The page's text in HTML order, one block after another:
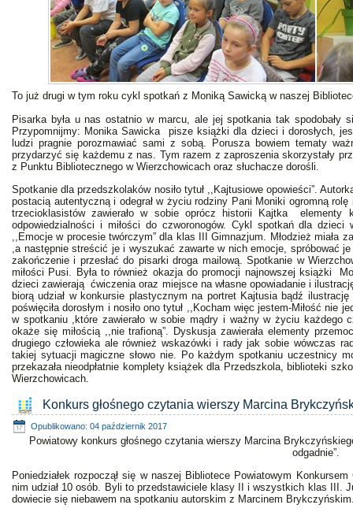
To już drugi w tym roku cykl spotkań z Moniką Sawicką w naszej
Pisarka była u nas ostatnio w marcu, ale jej spotkania tak spodobały
Przypomnijmy: Monika Sawicka pisze książki dla dzieci i dorosłych,
ludzi pragnie porozmawiać sami z sobą. Porusza bowiem tematy
przydarzyć się każdemu z nas. Tym razem z zaproszenia skorzystały
z Punktu Bibliotecznego w Wierzchowicach oraz słuchacze dorośli.
Spotkanie dla przedszkolaków nosiło tytuł ,,Kajtusiowe opowieści”.
postacią autentyczną i odegrał w życiu rodziny Pani Moniki ogromną
trzecioklasistów zawierało w sobie oprócz historii Kajtka elementy
odpowiedzialności i miłości do czworonogów. Cykl spotkań dla
,,Emocje w procesie twórczym” dla klas III Gimnazjum. Młodzież miała
,a następnie streścić je i wyszukać zawarte w nich emocje, spróbować
zakończenie i przesłać do pisarki droga mailową. Spotkanie w
miłości Pusi. Była to również okazja do promocji najnowszej książki
dzieci zawierają ćwiczenia oraz miejsce na własne opowiadanie i
biorą udział w konkursie plastycznym na portret Kajtusia bądź
poświęciła dorosłym i nosiło ono tytuł ,,Kocham więc jestem-Miłość nie
w spotkaniu ,które zawierało w sobie mądry i ważny w życiu każdego
okaże się miłością ,,nie trafioną”. Dyskusja zawierała elementy
drugiego człowieka ale również wskazówki i rady jak sobie wówczas
takiej sytuacji magiczne słowo nie. Po każdym spotkaniu uczestnicy
przekazała nieodpłatnie komplety książek dla Przedszkola, biblioteki
Wierzchowicach.
Konkurs głośnego czytania wierszy Marcina
Opublikowano: 04 październik 2017
Powiatowy konkurs głośnego czytania wierszy Marcina
odgadnie”.
Poniedziałek rozpoczął się w naszej Bibliotece Powiatowym
nim udział 10 osób. Byli to przedstawiciele klasy II i wszystkich klas III.
dowiecie się niebawem na spotkaniu autorskim z Marcinem